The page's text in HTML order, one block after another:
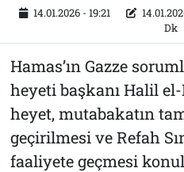
14.01.2026 - 19:21
Dk
Hamas’ın Gazze
heyeti başkanı Halil
heyet, mutabakatın
geçirilmesi ve Refah
faaliyete geçmesi